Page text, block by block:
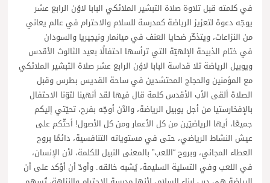
في كلمته قبل تلاوة صلاة التبشير الملائكي البابا لاوُن الرابع عشر
يوجّه دعوة لتعزيز الرياضة كمدرسة للسلام والاحترام في عالم يعاني
من النزاعات، ويتذكّر ضحايا العنف في ميانمار ونيجيريا والسودان
في ختام الذبيحة الإلهيّة التي ترأسها احتفالًا بعيد الثالوث الأقدس
ويوبيل الرياضة تلا قداسة البابا لاوُن الرابع عشر صلاة التبشير الملائكي
مع المؤمنين والحجاج المحتشدين في ساحة القديس بطرس وقبل
الصلاة ألقى الأب الأقدس كلمة قال فيها لقد أنهينا لتوّنا الاحتفال
بالإفخارستيا من أجل يوبيل الرياضة، والآن أوجّه بفرح، تحيّتي إليكم
جميعًا، أيها الرياضيّين من كل الأعمار ومن كل الأصول! أحثّكم على
عيش النشاط الرياضي، حتى في مستوياته التنافسية، دائمًا بروح
العطاء المجاني، وبروح “اللعب” بالمعنى النبيل للكلمة، لأن الإنسان،
في اللعب وفي التسلية السليمة، يُشبه خالقه. وأودّ أن أؤكد على أن